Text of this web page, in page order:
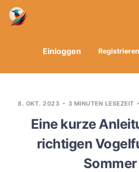
Einloggen Registrieren
8. OKT. 2023 3 MINUTEN LESEZEIT
Eine kurze
richtigen
Sommer